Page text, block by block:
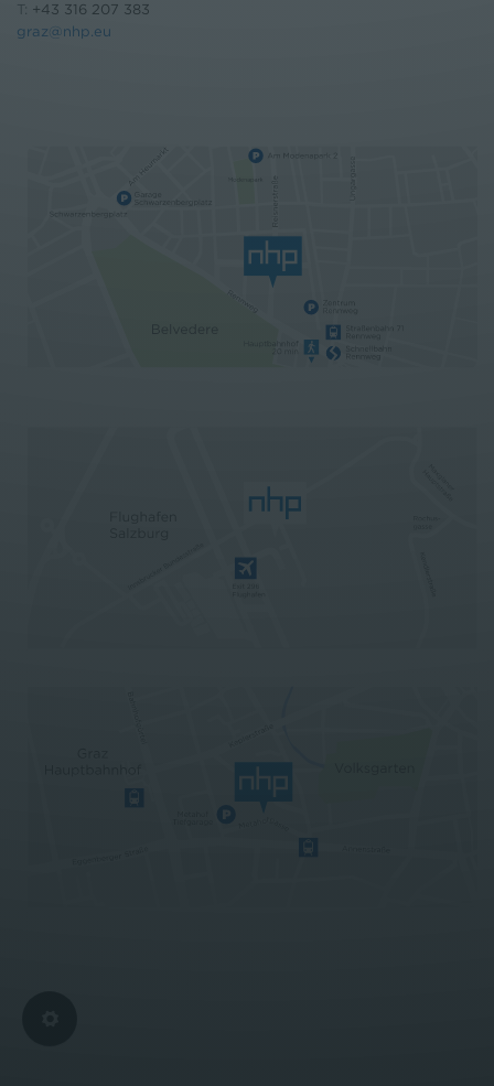
T: +43 316 207 383
graz@nhp.eu